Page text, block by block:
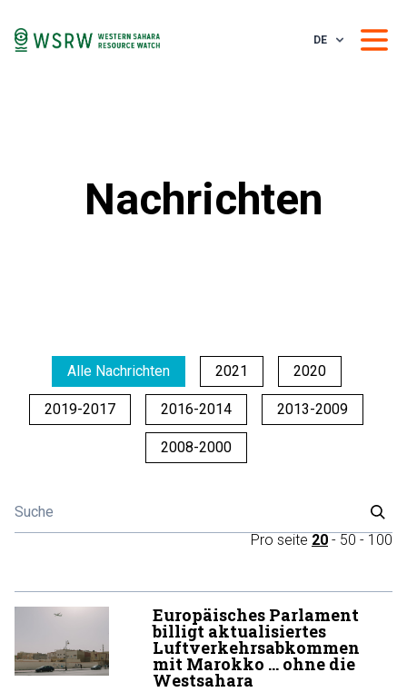
DE
Nachrichten
Alle Nachrichten 2021 2020
2019-2017 2016-2014 2013-2009
2008-2000
Pro seite 20 - 50 - 100
Europäisches Parlament
billigt aktualisiertes
Luftverkehrsabkommen
mit Marokko … ohne die
Westsahara